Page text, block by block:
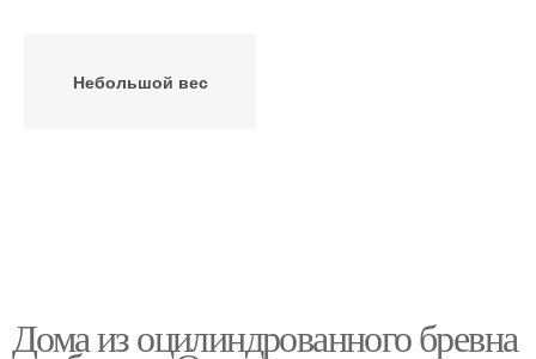
Небольшой вес
Дома из оцилиндрованного бревна